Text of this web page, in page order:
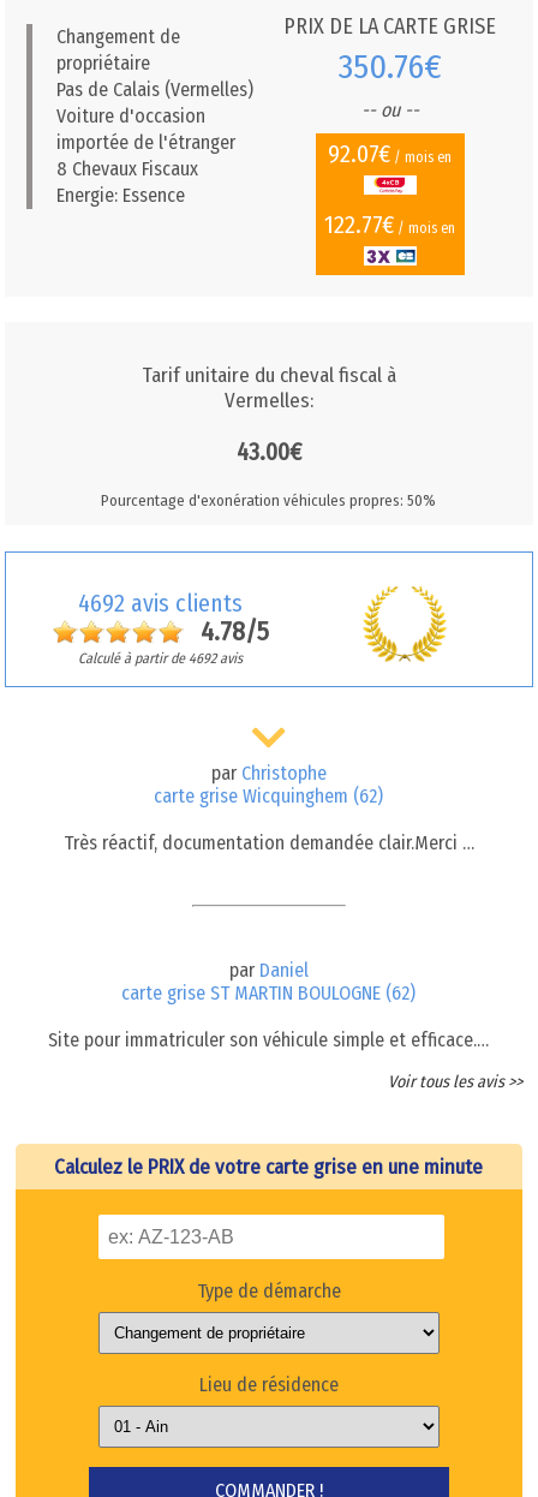
Changement de
propriétaire
Pas de Calais (Vermelles)
Voiture d'occasion
importée de l'étranger
8 Chevaux Fiscaux
Energie: Essence
PRIX DE LA CARTE GRISE
350.76€
-- ou --
92.07€ / mois en
122.77€ / mois en
Tarif unitaire du cheval fiscal à
Vermelles:
43.00€
Pourcentage d'exonération véhicules propres: 50%
4692 avis clients
4.78/5
Calculé à partir de 4692 avis
par Christophe
carte grise Wicquinghem (62)
Très réactif, documentation demandée clair.Merci …
par Daniel
carte grise ST MARTIN BOULOGNE (62)
Site pour immatriculer son véhicule simple et efficace.…
Voir tous les avis >>
Calculez le PRIX de votre carte grise en une minute
Type de démarche
Lieu de résidence